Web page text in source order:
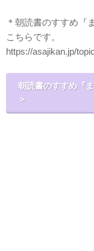
＊朝読書のすすめ『
こちらです。
https://asajikan.jp/
朝読書のすすめ『
＞